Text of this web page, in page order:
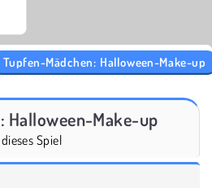
Tupfen-Mädchen: Halloween-Make-up
Halloween-Make-up
Spiel